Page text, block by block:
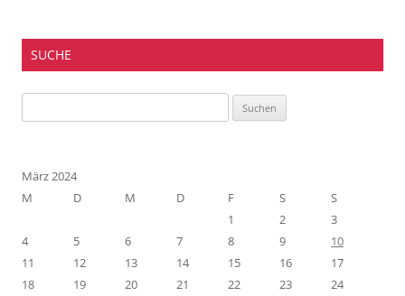
SUCHE
nach:
März 2024
M
D M D F S
S
1
2
3
4
5 6 7 8 9
10
11
12 13 14 15 16
17
18
19 20 21 22 23
24